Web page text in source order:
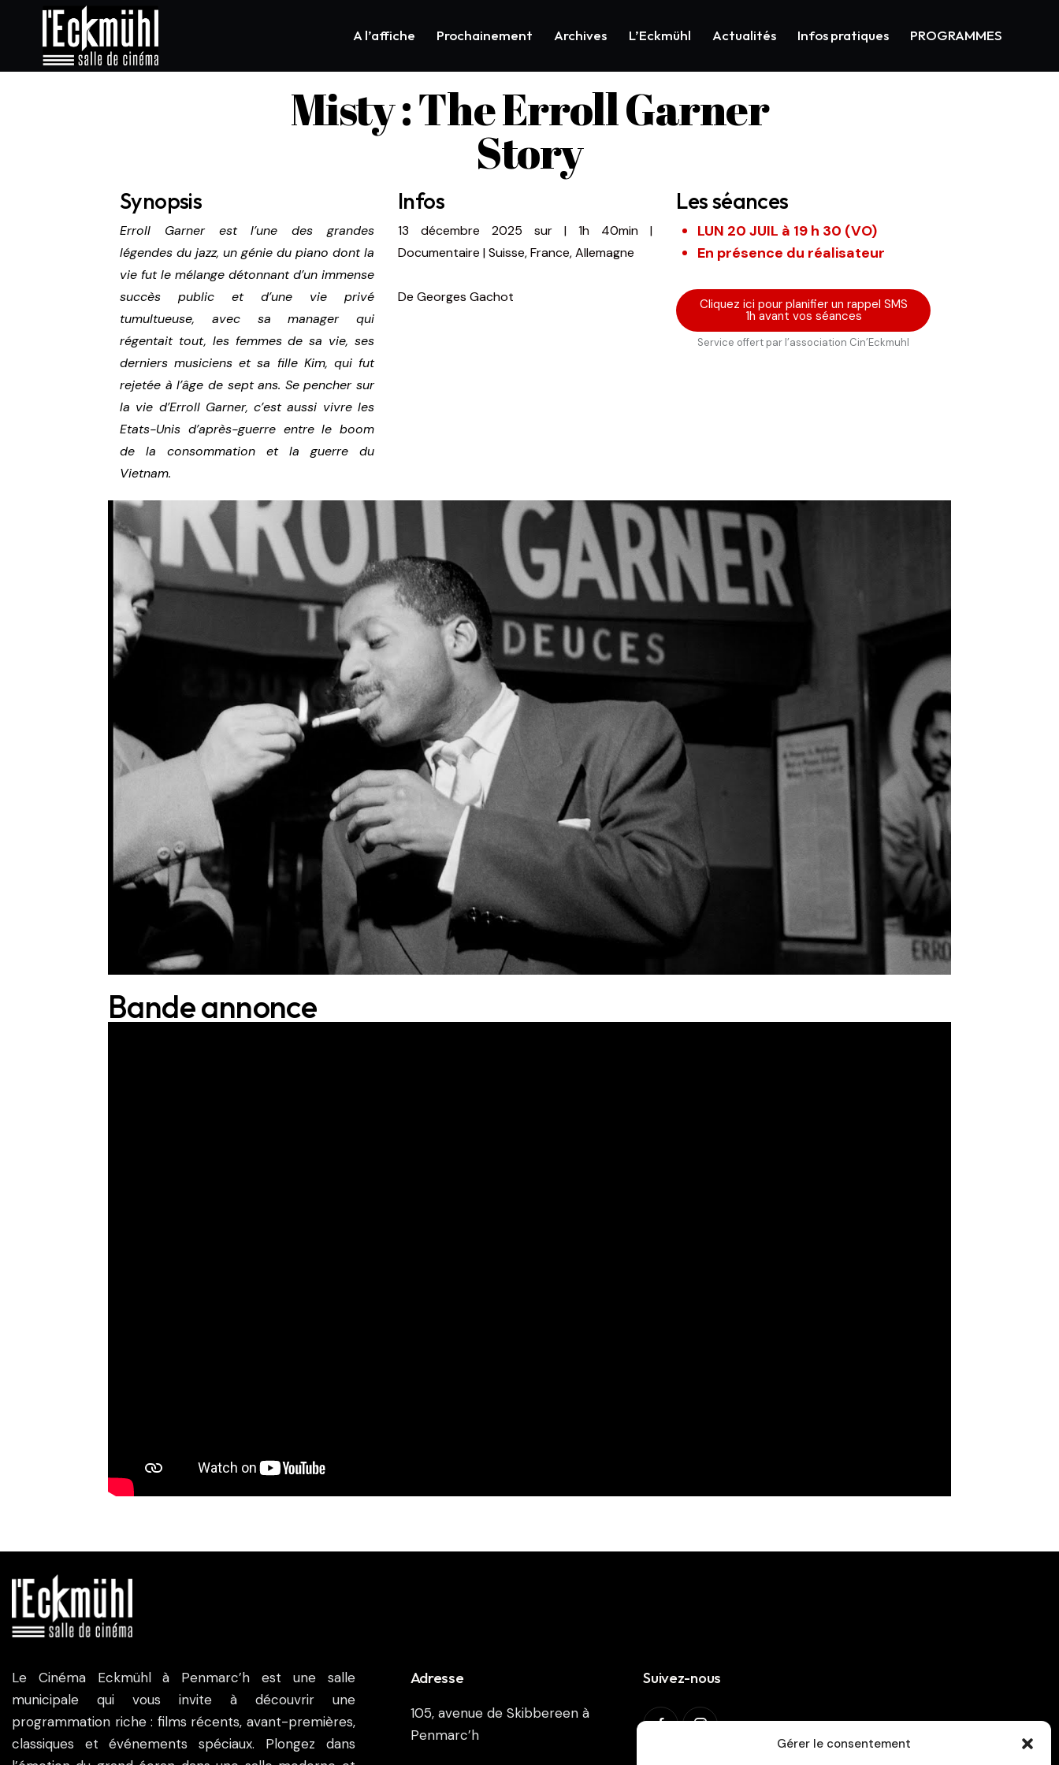
Gérer le consentement
A l’affiche Prochainement Archives L’Eckmühl Actualités Infos pratiques PROGRAMMES
Misty : The Erroll Garner
Story
Synopsis
Erroll Garner est l’une des grandes
légendes du jazz, un génie du piano dont la
vie fut le mélange détonnant d’un immense
succès public et d’une vie privé
tumultueuse, avec sa manager qui
régentait tout, les femmes de sa vie, ses
derniers musiciens et sa fille Kim, qui fut
rejetée à l’âge de sept ans. Se pencher sur
la vie d’Erroll Garner, c’est aussi vivre les
Etats-Unis d’après-guerre entre le boom
de la consommation et la guerre du
Vietnam.
Infos
13 décembre 2025 sur| 1h 40min|
Documentaire | Suisse, France, Allemagne
De Georges Gachot
Les séances
LUN 20 JUIL à 19 h 30 (VO)
En présence du réalisateur
Cliquez ici pour planifier un rappel SMS
1h avant vos séances
Service offert par l’association Cin’Eckmuhl
Bande annonce
Le Cinéma Eckmühl à Penmarc’h est une salle
municipale qui vous invite à découvrir une
programmation riche : films récents, avant-premières,
classiques et événements spéciaux. Plongez dans
Adresse
105, avenue de Skibbereen à
Penmarc’h
Suivez-nous